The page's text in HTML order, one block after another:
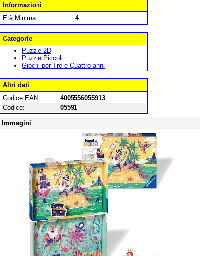
Informazioni
Età Minima:
4
Categorie
Puzzle 2D
Puzzle Piccoli
Giochi per Tre e Quattro anni
Altri dati
Codice EAN:
4005556055913
Codice:
05591
Immagini